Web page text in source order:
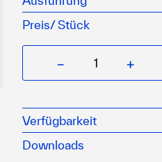
Preis/Stück
− +
Verfügbarkeit
Downloads